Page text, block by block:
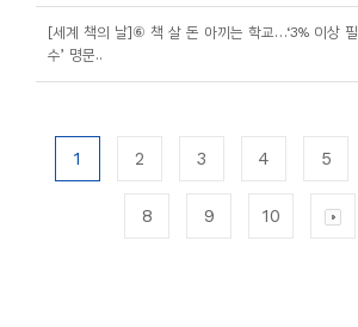
[세계 책의 날]⑥ 책 살 돈 아끼는 학교…‘3% 이상 필
수’ 명문..
1 2 3 4 5
8 9 10